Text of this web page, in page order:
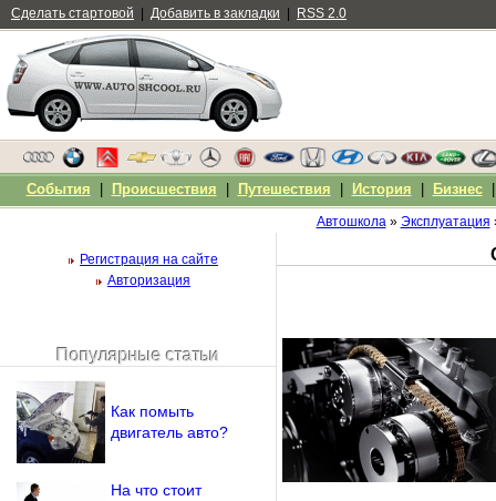
Автошкола» Эксплуатация
Регистрация на сайте
Авторизация
Напомнить пароль?
Популярные статьи
Как помыть
двигатель авто?
На что стоит
Сделать стартовой Добавить в закладки RSS 2.0
События Происшествия Путешествия История Бизнес